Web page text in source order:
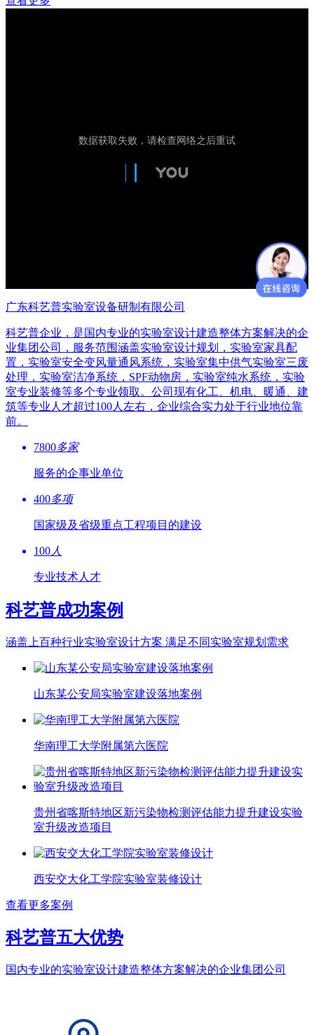
广东科艺普实验室设备研制有限公司
科艺普企业，是国内专业的实验室设计建造整体方案解决的企
业集团公司，服务范围涵盖实验室设计规划，实验室家具配
置，实验室安全变风量通风系统，实验室集中供气实验室三废
处理，实验室洁净系统，SPF动物房，实验室纯水系统，实验
室专业装修等多个专业领取。公司现有化工、机电、暖通、建
筑等专业人才超过100人左右，企业综合实力处于行业地位靠
前。
7800多家
服务的企事业单位
400多项
国家级及省级重点工程项目的建设
100 人
专业技术人才
科艺普成功案例
涵盖上百种行业实验室设计方案 满足不同实验室规划需求
山东某公安局实验室建设落地案例
华南理工大学附属第六医院
贵州省喀斯特地区新污染物检测评估能力提升建设实验
室升级改造项目
西安交大化工学院实验室装修设计
查看更多案例
科艺普五大优势
国内专业的实验室设计建造整体方案解决的企业集团公司